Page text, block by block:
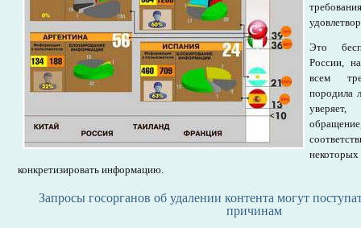
Это
России,
всем
породила
конкретизировать информацию.
Запросы госорганов об удалении контента могут
причинам